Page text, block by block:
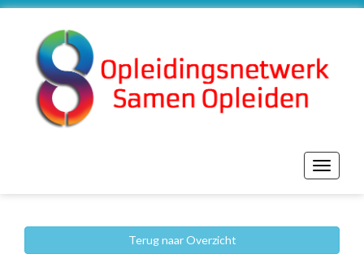
Toggle
Terug naar Overzicht